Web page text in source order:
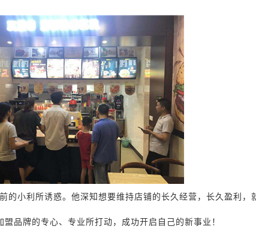
小利所诱惑。他深知想要维持店铺的长久经营，长久盈利
品牌的专心、专业所打动，成功开启自己的新事业！